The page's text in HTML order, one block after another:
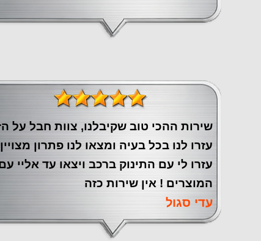
שירות ההכי טוב שקיבלנו, צוות חבל על
עזרו לנו בכל בעיה ומצאו לנו פתרון
עזרו לי עם התינוק ברכב ויצאו עד אליי
המוצרים ! אין שירות כזה
עדי סגול